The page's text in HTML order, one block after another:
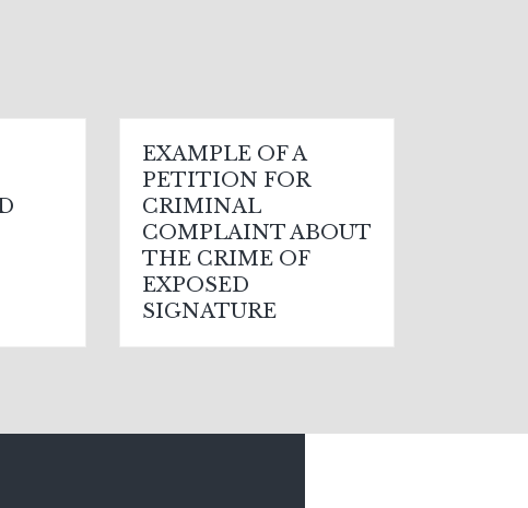
EXAMPLE OF A
PETITION FOR
CRIMINAL
COMPLAINT ABOUT
THE CRIME OF
EXPOSED
SIGNATURE